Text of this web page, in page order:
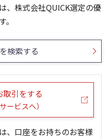
動平均 出来高(千)
30,000
動平均 出来高(千)
20,000
、株式会社QUICK選定の優
検索する
取引をする
ービスへ）
、口座をお持ちのお客様